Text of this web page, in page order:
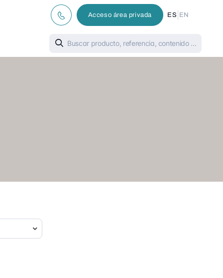
Acceso área privada ES EN